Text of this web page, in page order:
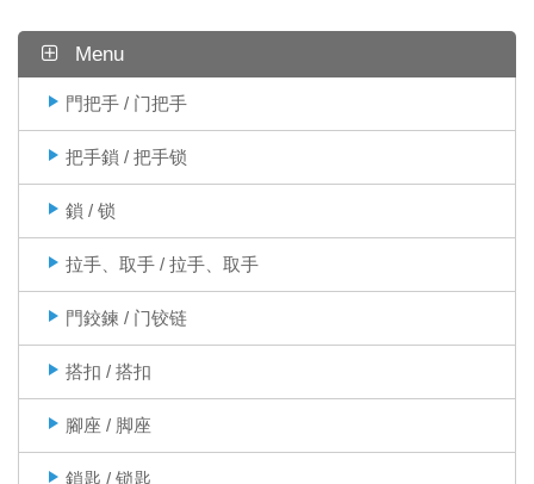
Menu
門把手 / 门把手
把手鎖 / 把手锁
鎖 / 锁
拉手、取手 / 拉手、取手
門鉸鍊 / 门铰链
搭扣 / 搭扣
腳座 / 脚座
鎖匙 / 锁匙